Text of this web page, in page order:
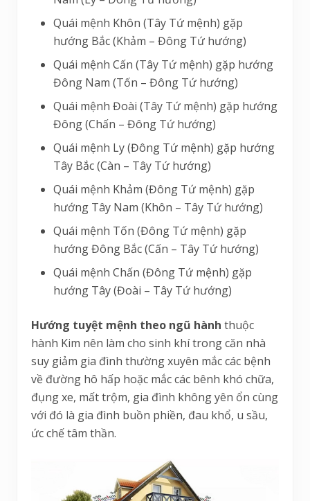
Quái mệnh Khôn (Tây Tứ mệnh) gặp
hướng Bắc (Khảm – Đông Tứ hướng)
Quái mệnh Cấn (Tây Tứ mệnh) gặp hướng
Đông Nam (Tốn – Đông Tứ hướng)
Quái mệnh Đoài (Tây Tứ mệnh) gặp hướng
Đông (Chấn – Đông Tứ hướng)
Quái mệnh Ly (Đông Tứ mệnh) gặp hướng
Tây Bắc (Càn – Tây Tứ hướng)
Quái mệnh Khảm (Đông Tứ mệnh) gặp
hướng Tây Nam (Khôn – Tây Tứ hướng)
Quái mệnh Tốn (Đông Tứ mệnh) gặp
hướng Đông Bắc (Cấn – Tây Tứ hướng)
Quái mệnh Chấn (Đông Tứ mệnh) gặp
hướng Tây (Đoài – Tây Tứ hướng)
Hướng tuyệt mệnh theo ngũ hành thuộc
hành Kim nên làm cho sinh khí trong căn nhà
suy giảm gia đình thường xuyên mắc các bệnh
về đường hô hấp hoặc mắc các bênh khó chữa,
đụng xe, mất trộm, gia đình không yên ổn cùng
với đó là gia đình buồn phiền, đau khổ, u sầu,
ức chế tâm thần.